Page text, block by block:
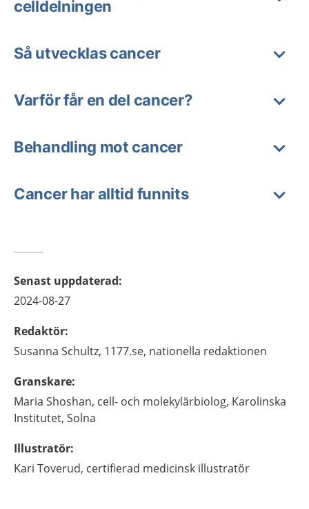
celldelningen
Så utvecklas cancer
Varför får en del cancer?
Behandling mot cancer
Cancer har alltid funnits
Senast uppdaterad:
2024-08-27
Redaktör:
Susanna Schultz, 1177.se, nationella redaktionen
Granskare:
Maria Shoshan, cell- och molekylärbiolog, Karolinska
Institutet, Solna
Illustratör:
Kari Toverud, certifierad medicinsk illustratör